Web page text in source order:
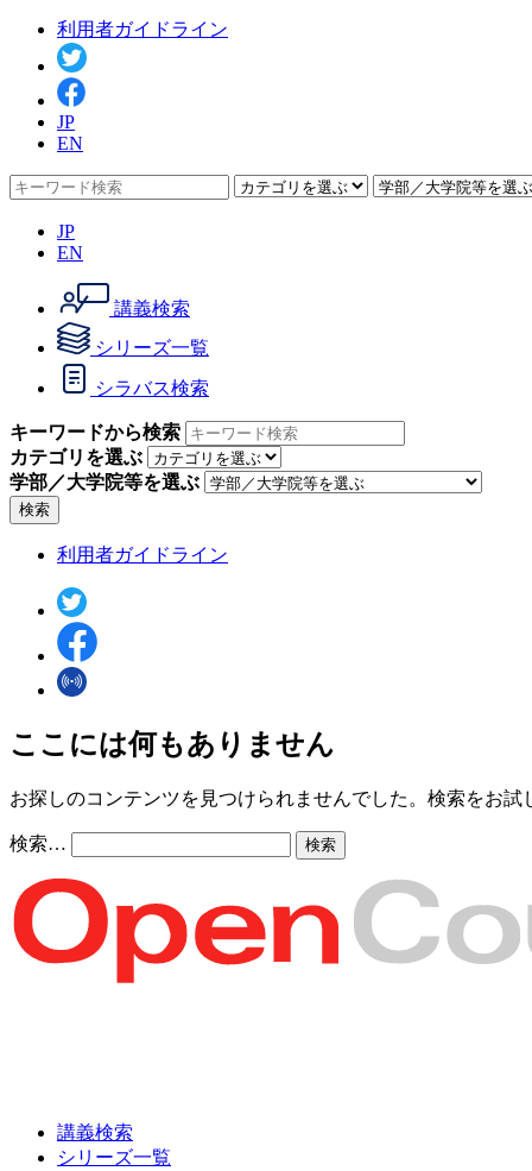
利用者ガイドライン
JP
EN
JP
EN
講義検索
シリーズ一覧
シラバス検索
キーワードから検索
カテゴリを選ぶ
学部／大学院等を選ぶ
検索
利用者ガイドライン
ここには何もありません
お探しのコンテンツを見つけられませんでした。検索をお試
検索…
講義検索
シリーズ一覧